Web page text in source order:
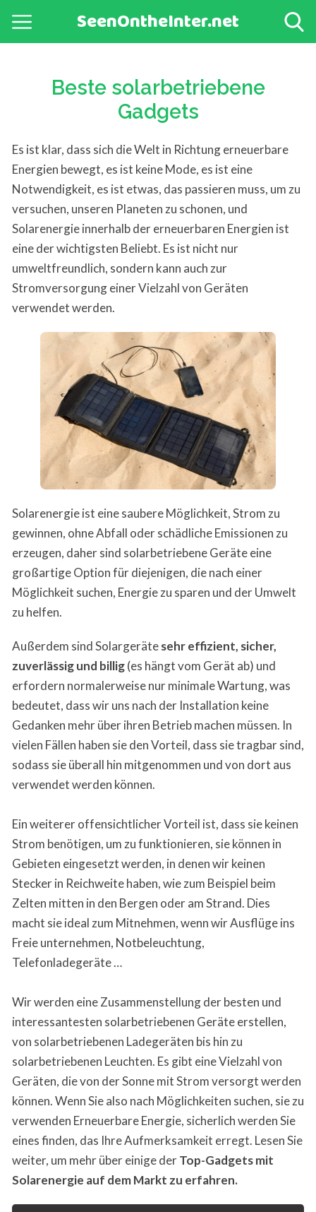
SeenOntheInter.net
Beste solarbetriebene
Gadgets
Es ist klar, dass sich die Welt in Richtung erneuerbare
Energien bewegt, es ist keine Mode, es ist eine
Notwendigkeit, es ist etwas, das passieren muss, um zu
versuchen, unseren Planeten zu schonen, und
Solarenergie innerhalb der erneuerbaren Energien ist
eine der wichtigsten Beliebt. Es ist nicht nur
umweltfreundlich, sondern kann auch zur
Stromversorgung einer Vielzahl von Geräten
verwendet werden.
Solarenergie ist eine saubere Möglichkeit, Strom zu
gewinnen, ohne Abfall oder schädliche Emissionen zu
erzeugen, daher sind solarbetriebene Geräte eine
großartige Option für diejenigen, die nach einer
Möglichkeit suchen, Energie zu sparen und der Umwelt
zu helfen.
Außerdem sind Solargerätesehr effizient, sicher,
zuverlässig und billig(es hängt vom Gerät ab) und
erfordern normalerweise nur minimale Wartung, was
bedeutet, dass wir uns nach der Installation keine
Gedanken mehr über ihren Betrieb machen müssen. In
vielen Fällen haben sie den Vorteil, dass sie tragbar sind,
sodass sie überall hin mitgenommen und von dort aus
verwendet werden können.
Ein weiterer offensichtlicher Vorteil ist, dass sie keinen
Strom benötigen, um zu funktionieren, sie können in
Gebieten eingesetzt werden, in denen wir keinen
Stecker in Reichweite haben, wie zum Beispiel beim
Zelten mitten in den Bergen oder am Strand. Dies
macht sie ideal zum Mitnehmen, wenn wir Ausflüge ins
Freie unternehmen, Notbeleuchtung,
Telefonladegeräte …
Wir werden eine Zusammenstellung der besten und
interessantesten solarbetriebenen Geräte erstellen,
von solarbetriebenen Ladegeräten bis hin zu
solarbetriebenen Leuchten. Es gibt eine Vielzahl von
Geräten, die von der Sonne mit Strom versorgt werden
können. Wenn Sie also nach Möglichkeiten suchen, sie zu
verwenden Erneuerbare Energie, sicherlich werden Sie
eines finden, das Ihre Aufmerksamkeit erregt. Lesen Sie
weiter, um mehr über einige derTop-Gadgets mit
Solarenergie auf dem Markt zu erfahren.